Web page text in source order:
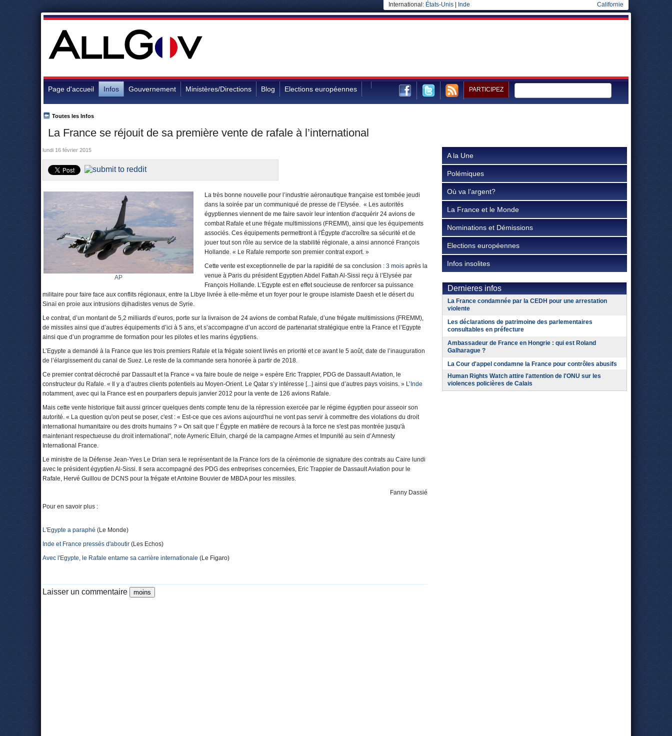
International: États-Unis Inde Californie
Page d'accueil Infos Gouvernement Ministères/Directions Blog Elections européennes PARTICIPEZ
La France se réjouit de sa première vente de rafale à l’international
Toutes les Infos
lundi 16 février 2015
AP
La très bonne nouvelle pour l’industrie aéronautique française est tombée jeudi
dans la soirée par un communiqué de presse de l’Elysée. « Les autorités
égyptiennes viennent de me faire savoir leur intention d'acquérir 24 avions de
combat Rafale et une frégate multimissions (FREMM), ainsi que les équipements
associés. Ces équipements permettront à l'Égypte d'accroître sa sécurité et de
jouer tout son rôle au service de la stabilité régionale, a ainsi annoncé François
Hollande. « Le Rafale remporte son premier contrat export. »
Cette vente est exceptionnelle de par la rapidité de sa conclusion : 3 mois après la
venue à Paris du président Egyptien Abdel Fattah Al-Sissi reçu à l’Elysée par
François Hollande. L’Egypte est en effet soucieuse de renforcer sa puissance
militaire pour faire face aux conflits régionaux, entre la Libye livrée à elle-même et un foyer pour le groupe islamiste Daesh et le désert du
Sinaï en proie aux intrusions djihadistes venus de Syrie.
Le contrat, d’un montant de 5,2 milliards d’euros, porte sur la livraison de 24 avions de combat Rafale, d’une frégate multimissions (FREMM),
de missiles ainsi que d’autres équipements d’ici à 5 ans, et s’accompagne d’un accord de partenariat stratégique entre la France et l’Egypte
ainsi que d’un programme de formation pour les pilotes et les marins égyptiens.
L’Egypte a demandé à la France que les trois premiers Rafale et la frégate soient livrés en priorité et ce avant le 5 août, date de l’inauguration
de l’élargissement du canal de Suez. Le reste de la commande sera honorée à partir de 2018.
Ce premier contrat décroché par Dassault et la France « va faire boule de neige » espère Eric Trappier, PDG de Dassault Aviation, le
constructeur du Rafale. « Il y a d’autres clients potentiels au Moyen-Orient. Le Qatar s’y intéresse [...] ainsi que d’autres pays voisins. » L’ Inde
notamment, avec qui la France est en pourparlers depuis janvier 2012 pour la vente de 126 avions Rafale.
Mais cette vente historique fait aussi grincer quelques dents compte tenu de la répression exercée par le régime égyptien pour asseoir son
autorité. « La question qu'on peut se poser, c'est : « Est-ce que ces avions aujourd'hui ne vont pas servir à commettre des violations du droit
international humanitaire ou des droits humains ? » On sait que l' Égypte en matière de recours à la force ne s'est pas montrée jusqu'à
maintenant respectueuse du droit international", note Aymeric Elluin, chargé de la campagne Armes et Impunité au sein d’Amnesty
International France.
Le ministre de la Défense Jean-Yves Le Drian sera le représentant de la France lors de la cérémonie de signature des contrats au Caire lundi
avec le président égyptien Al-Sissi. Il sera accompagné des PDG des entreprises concernées, Eric Trappier de Dassault Aviation pour le
Rafale, Hervé Guillou de DCNS pour la frégate et Antoine Bouvier de MBDA pour les missiles.
Fanny Dassié
Pour en savoir plus :
L'Egypte a paraphé (Le Monde)
Inde et France pressés d'aboutir (Les Echos)
Avec l'Egypte, le Rafale entame sa carrière internationale (Le Figaro)
Laisser un commentaire
A la Une
Polémiques
Où va l’argent?
La France et le Monde
Nominations et Démissions
Elections européennes
Infos insolites
Dernieres infos
La France condamnée par la CEDH pour une arrestation
violente
Les déclarations de patrimoine des parlementaires
consultables en préfecture
Ambassadeur de France en Hongrie : qui est Roland
Galharague ?
La Cour d'appel condamne la France pour contrôles abusifs
Human Rights Watch attire l'attention de l'ONU sur les
violences policières de Calais